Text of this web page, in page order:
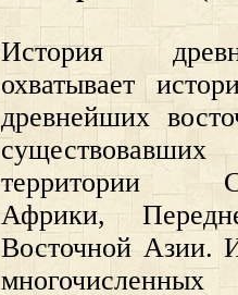
История
охватывает
древнейших
территории
Африки,
Восточной Азии.